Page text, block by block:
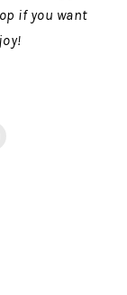
if you want